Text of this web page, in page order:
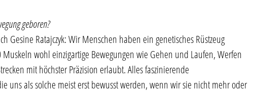
geboren?
Gesine Ratajczyk: Wir Menschen haben ein genetisches Rüstzeug
wohl einzigartige Bewegungen wie Gehen und Laufen, Werfen
mit höchster Präzision erlaubt. Alles faszinierende
uns als solche meist erst bewusst werden, wenn wir sie nicht mehr oder